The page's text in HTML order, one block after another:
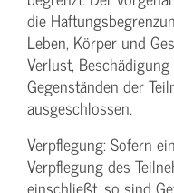
die
Leben, Körper und
Verlust,
Gegenständen der
ausgeschlossen.
Verpflegung: Sofern
Verpflegung des